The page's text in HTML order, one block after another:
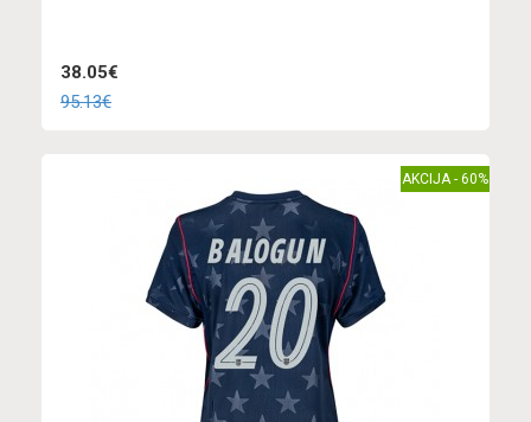
38.05€
95.13€
AKCIJA - 60%